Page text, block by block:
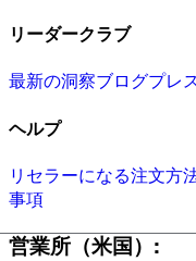
リーダークラブ
最新の洞察ブログプレ
ヘルプ
リセラーになる注文方
事項
営業所（米国）: